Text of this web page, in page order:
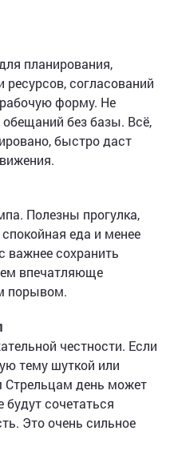
планирования,
ресурсов, согласований
форму. Не
без базы. Всё,
быстро даст
Полезны прогулка,
еда и менее
важнее сохранить
впечатляюще
порывом.
честности. Если
тему шуткой или
Стрельцам день может
будут сочетаться
Это очень сильное